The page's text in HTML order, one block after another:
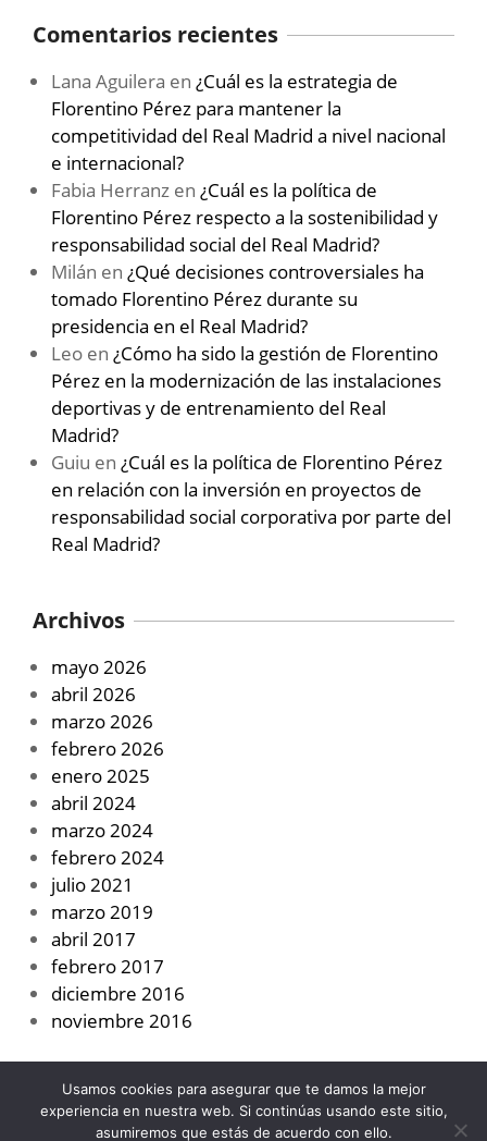
Comentarios recientes
Lana Aguilera en ¿Cuál es la estrategia de
Florentino Pérez para mantener la
competitividad del Real Madrid a nivel nacional
e internacional?
Fabia Herranz en ¿Cuál es la política de
Florentino Pérez respecto a la sostenibilidad y
responsabilidad social del Real Madrid?
Milán en ¿Qué decisiones controversiales ha
tomado Florentino Pérez durante su
presidencia en el Real Madrid?
Leo en ¿Cómo ha sido la gestión de Florentino
Pérez en la modernización de las instalaciones
deportivas y de entrenamiento del Real
Madrid?
Guiu en ¿Cuál es la política de Florentino Pérez
en relación con la inversión en proyectos de
responsabilidad social corporativa por parte del
Real Madrid?
Archivos
mayo 2026
abril 2026
marzo 2026
febrero 2026
enero 2025
abril 2024
marzo 2024
febrero 2024
julio 2021
marzo 2019
abril 2017
febrero 2017
diciembre 2016
noviembre 2016
Usamos cookies para asegurar que te damos la mejor
experiencia en nuestra web. Si continúas usando este sitio,
asumiremos que estás de acuerdo con ello.